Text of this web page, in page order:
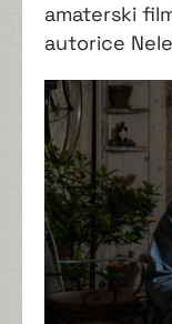
amaterski
autorice